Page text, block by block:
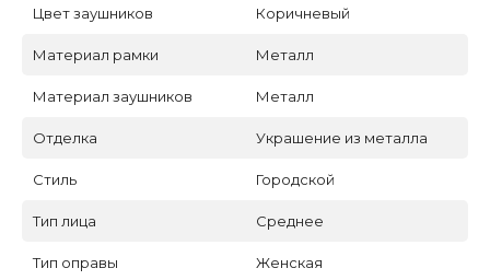
Цвет заушников Коричневый
Материал рамки Металл
Материал заушников Металл
Отделка Украшение из металла
Стиль Городской
Тип лица Среднее
Тип оправы Женская